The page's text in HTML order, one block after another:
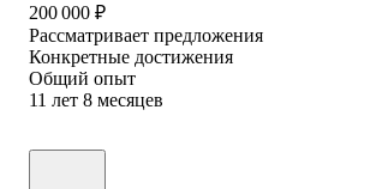
200 000 ₽
Рассматривает предложения
Конкретные достижения
Общий опыт
11 лет 8 месяцев